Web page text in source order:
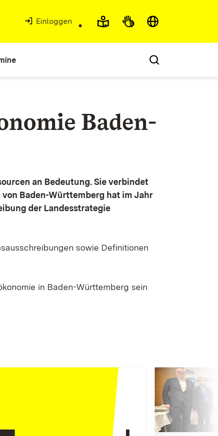
Einloggen
Baden-
an Bedeutung. Sie verbindet
Baden-Württemberg hat im Jahr
der Landesstrategie
sowie Definitionen
in Baden-Württemberg sein